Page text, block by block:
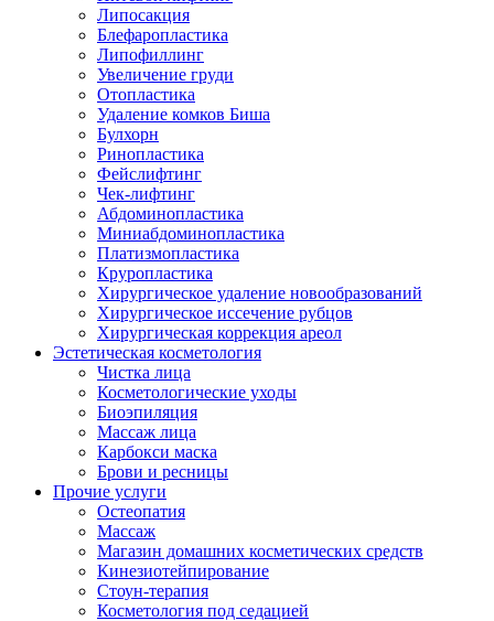
Липосакция
Блефаропластика
Липофиллинг
Увеличение груди
Отопластика
Удаление комков Биша
Булхорн
Ринопластика
Фейслифтинг
Чек-лифтинг
Абдоминопластика
Миниабдоминопластика
Платизмопластика
Круропластика
Хирургическое удаление новообразований
Хирургическое иссечение рубцов
Хирургическая коррекция ареол
Эстетическая косметология
Чистка лица
Косметологические уходы
Биоэпиляция
Массаж лица
Карбокси маска
Брови и ресницы
Прочие услуги
Остеопатия
Массаж
Магазин домашних косметических средств
Кинезиотейпирование
Стоун-терапия
Косметология под седацией